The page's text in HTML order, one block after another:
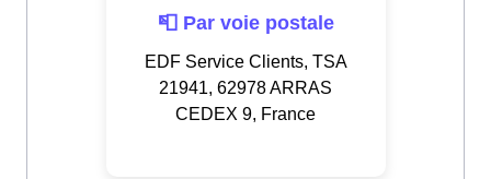
📮 Par voie postale
EDF Service Clients, TSA
21941, 62978 ARRAS
CEDEX 9, France